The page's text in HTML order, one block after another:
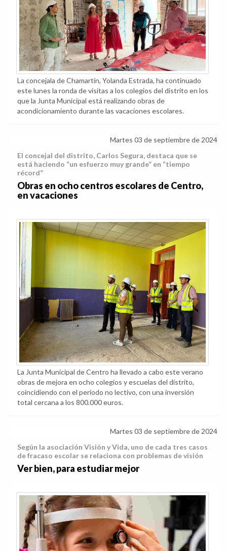
La concejala de Chamartín, Yolanda Estrada, ha continuado
este lunes la ronda de visitas a los colegios del distrito en los
que la Junta Municipal está realizando obras de
acondicionamiento durante las vacaciones escolares.
Martes 03 de septiembre de 2024
El concejal del distrito, Carlos Segura, destaca que se
está haciendo “un esfuerzo muy grande” en “tiempo
récord”
Obras en ocho centros escolares de Centro,
en vacaciones
La Junta Municipal de Centro ha llevado a cabo este verano
obras de mejora en ocho colegios y escuelas del distrito,
coincidiendo con el periodo no lectivo, con una inversión
total cercana a los 800.000 euros.
Martes 03 de septiembre de 2024
Según la asociación Visión y Vida, uno de cada tres casos
de fracaso escolar se relaciona con problemas de visión
Ver bien, para estudiar mejor